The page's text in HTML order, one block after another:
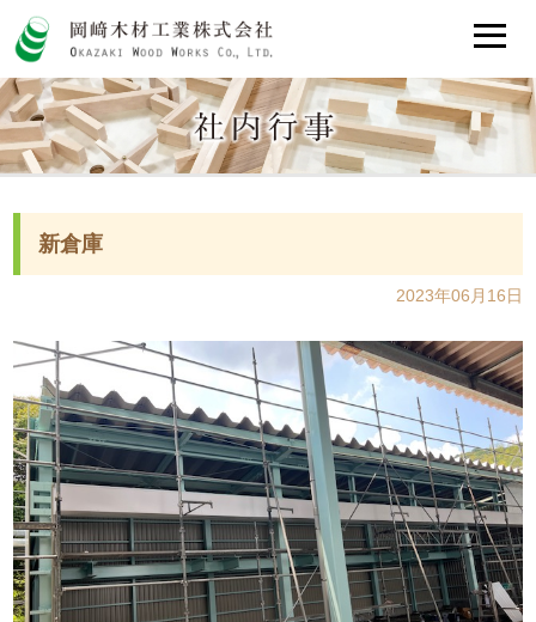
新倉庫
2023年06月16日